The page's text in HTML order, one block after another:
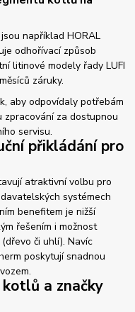
například HORAL
odhořívací způsob
litinové modely řady LUFI
záruky.
aby odpovídaly potřebám
zpracování za dostupnou
servisu.
přikládání pro
atraktivní volbu pro
systémech
benefitem je nižší
řešením i možnost
či uhlí). Navíc
poskytují snadnou
a značky